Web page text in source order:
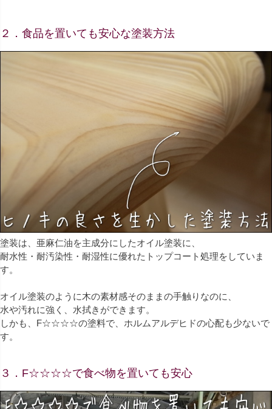
２．食品を置いても安心な塗装方法
塗装は、亜麻仁油を主成分にしたオイル塗装に、
耐水性・耐汚染性・耐湿性に優れたトップコート処理をしていま
す。
オイル塗装のように木の素材感そのままの手触りなのに、
水や汚れに強く、水拭きができます。
しかも、F☆☆☆☆の塗料で、ホルムアルデヒドの心配も少ないで
す。
３．F☆☆☆☆で食べ物を置いても安心